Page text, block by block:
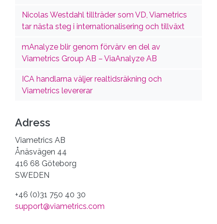
Nicolas Westdahl tillträder som VD, Viametrics
tar nästa steg i internationalisering och tillväxt
mAnalyze blir genom förvärv en del av
Viametrics Group AB – ViaAnalyze AB
ICA handlarna väljer realtidsräkning och
Viametrics levererar
Adress
Viametrics AB
Ånäsvägen 44
416 68 Göteborg
SWEDEN
+46 (0)31 750 40 30
support@viametrics.com